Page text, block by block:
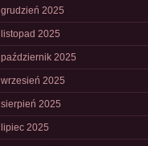
grudzień 2025
listopad 2025
październik 2025
wrzesień 2025
sierpień 2025
lipiec 2025